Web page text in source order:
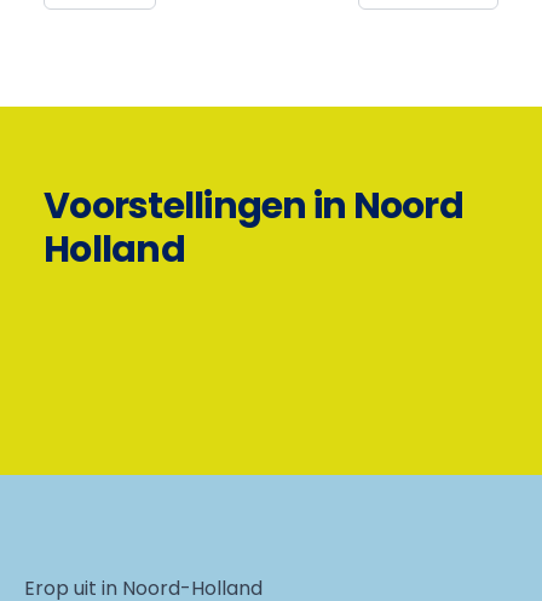
Voorstellingen in Noord
Holland
Erop uit in Noord-Holland